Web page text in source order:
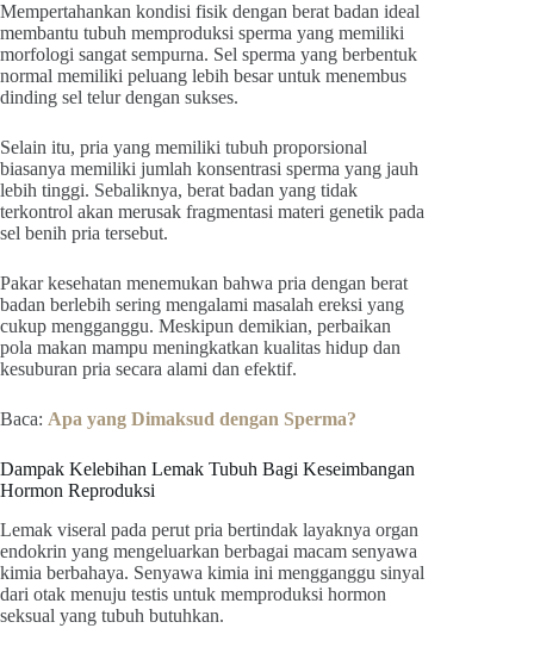
Mempertahankan kondisi fisik dengan berat badan ideal
membantu tubuh memproduksi sperma yang memiliki
morfologi sangat sempurna. Sel sperma yang berbentuk
normal memiliki peluang lebih besar untuk menembus
dinding sel telur dengan sukses.
Selain itu, pria yang memiliki tubuh proporsional
biasanya memiliki jumlah konsentrasi sperma yang jauh
lebih tinggi. Sebaliknya, berat badan yang tidak
terkontrol akan merusak fragmentasi materi genetik pada
sel benih pria tersebut.
Pakar kesehatan menemukan bahwa pria dengan berat
badan berlebih sering mengalami masalah ereksi yang
cukup mengganggu. Meskipun demikian, perbaikan
pola makan mampu meningkatkan kualitas hidup dan
kesuburan pria secara alami dan efektif.
Baca: Apa yang Dimaksud dengan Sperma?
Dampak Kelebihan Lemak Tubuh Bagi Keseimbangan
Hormon Reproduksi
Lemak viseral pada perut pria bertindak layaknya organ
endokrin yang mengeluarkan berbagai macam senyawa
kimia berbahaya. Senyawa kimia ini mengganggu sinyal
dari otak menuju testis untuk memproduksi hormon
seksual yang tubuh butuhkan.